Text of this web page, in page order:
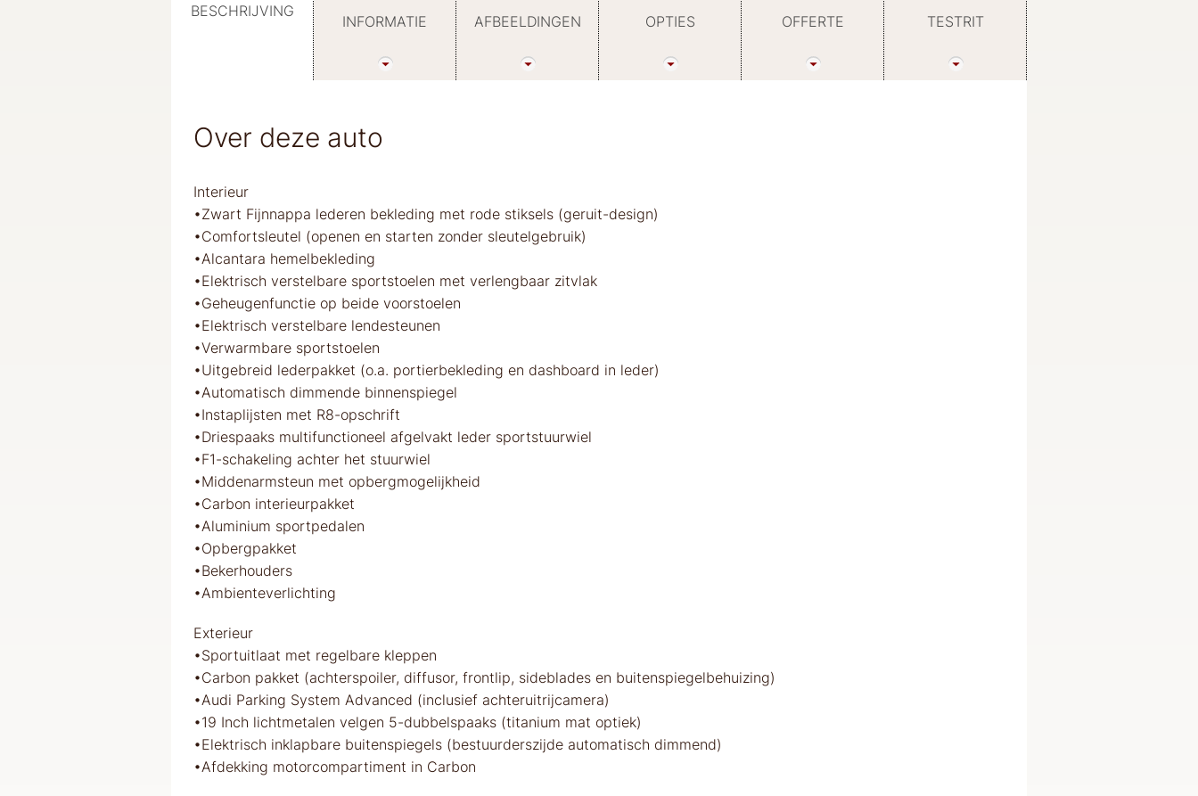
BESCHRIJVING
INFORMATIE AFBEELDINGEN OPTIES OFFERTE TESTRIT
Over deze auto
Interieur
•Zwart Fijnnappa lederen bekleding met rode stiksels (geruit-design)
•Comfortsleutel (openen en starten zonder sleutelgebruik)
•Alcantara hemelbekleding
•Elektrisch verstelbare sportstoelen met verlengbaar zitvlak
•Geheugenfunctie op beide voorstoelen
•Elektrisch verstelbare lendesteunen
•Verwarmbare sportstoelen
•Uitgebreid lederpakket (o.a. portierbekleding en dashboard in leder)
•Automatisch dimmende binnenspiegel
•Instaplijsten met R8-opschrift
•Driespaaks multifunctioneel afgelvakt leder sportstuurwiel
•F1-schakeling achter het stuurwiel
•Middenarmsteun met opbergmogelijkheid
•Carbon interieurpakket
•Aluminium sportpedalen
•Opbergpakket
•Bekerhouders
•Ambienteverlichting
Exterieur
•Sportuitlaat met regelbare kleppen
•Carbon pakket (achterspoiler, diffusor, frontlip, sideblades en buitenspiegelbehuizing)
•Audi Parking System Advanced (inclusief achteruitrijcamera)
•19 Inch lichtmetalen velgen 5-dubbelspaaks (titanium mat optiek)
•Elektrisch inklapbare buitenspiegels (bestuurderszijde automatisch dimmend)
•Afdekking motorcompartiment in Carbon